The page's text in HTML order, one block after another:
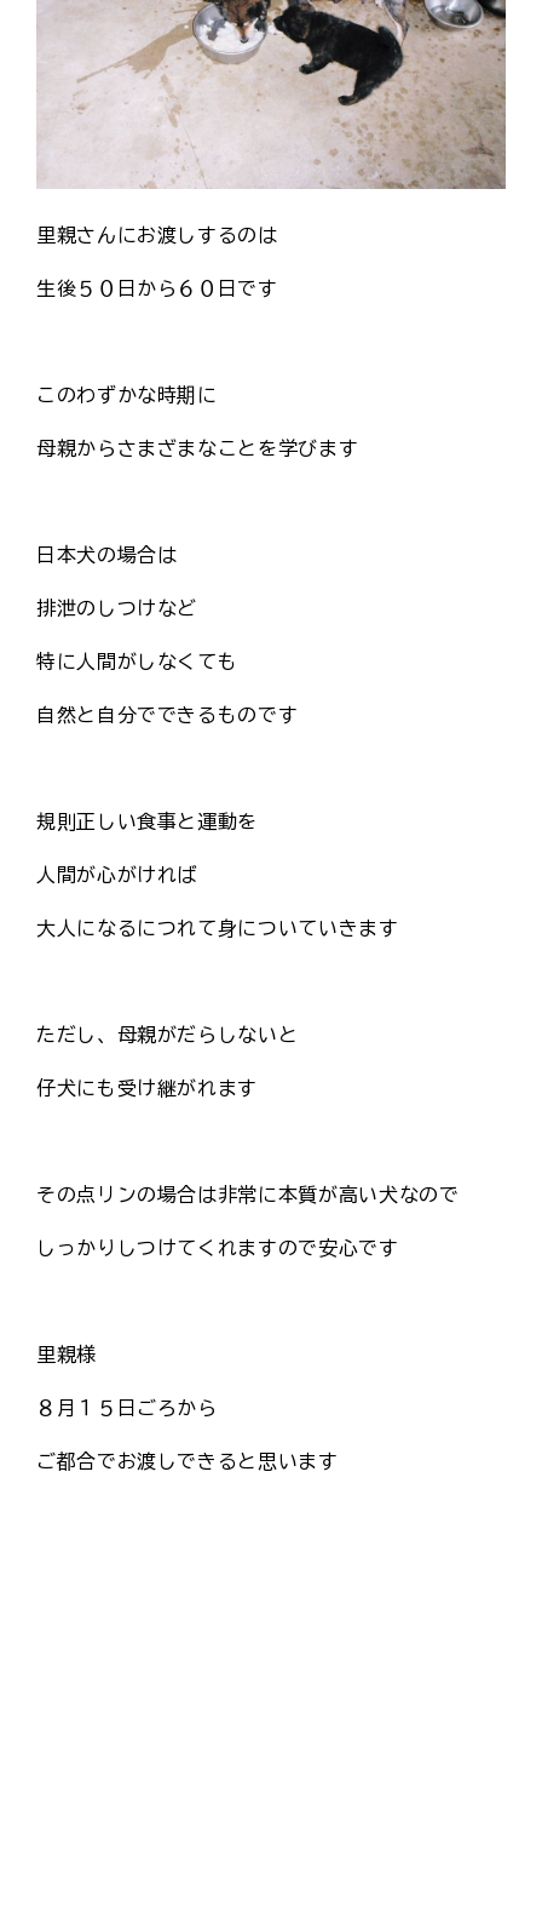
里親さんにお渡しするのは
生後５０日から６０日です
このわずかな時期に
母親からさまざまなことを学びます
日本犬の場合は
排泄のしつけなど
特に人間がしなくても
自然と自分でできるものです
規則正しい食事と運動を
人間が心がければ
大人になるにつれて身についていきます
ただし、母親がだらしないと
仔犬にも受け継がれます
その点リンの場合は非常に本質が高い犬なので
しっかりしつけてくれますので安心です
里親様
８月１５日ごろから
ご都合でお渡しできると思います